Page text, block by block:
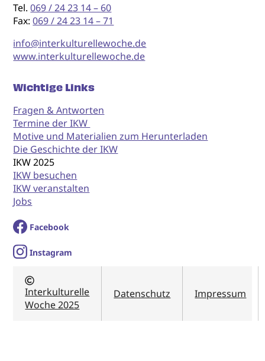
Tel.069 / 24 23 14 – 60
Fax:069 / 24 23 14 – 71
info@interkulturellewoche.de
www.interkulturellewoche.de
Wichtige Links
Fragen & Antworten
Termine der IKW
Motive und Materialien zum Herunterladen
Die Geschichte der IKW
IKW 2025
IKW besuchen
IKW veranstalten
Jobs
Facebook
Instagram
Interkulturelle
Woche 2025
Datenschutz Impressum